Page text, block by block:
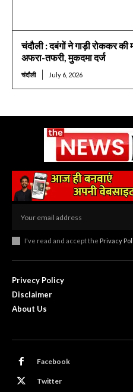
चंदौली : दबंगों ने गाड़ी रोककर की
अफरा-तफरी, मुकदमा दर्ज
चंदौली July 6, 2026
I've read and accept the Privacy
Privecy Policy
Disclaimer
About Us
Facebook
Twitter